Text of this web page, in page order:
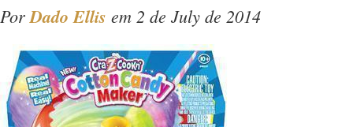
PorDado Ellis em 2 de July de 2014